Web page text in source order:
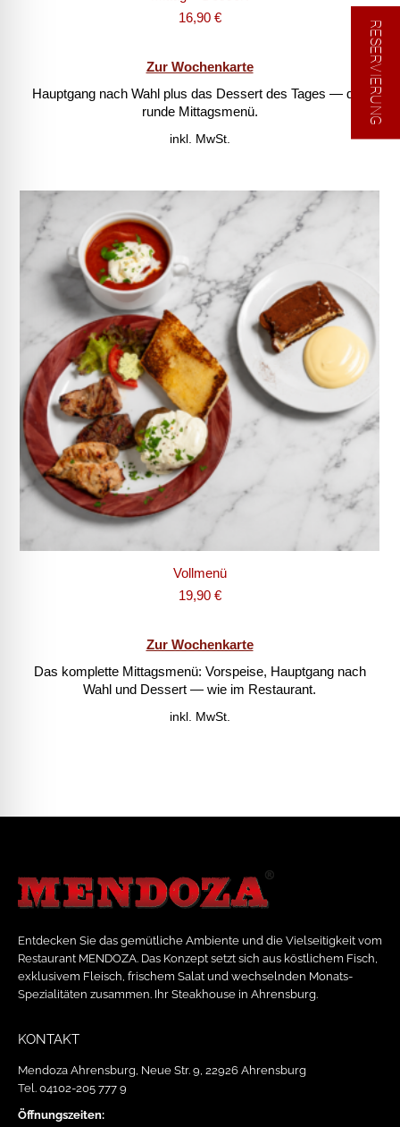
16,90 €
Zur Wochenkarte
Hauptgang nach Wahl plus das Dessert des Tages — das
runde Mittagsmenü.
inkl. MwSt.
Vollmenü
19,90 €
Zur Wochenkarte
Das komplette Mittagsmenü: Vorspeise, Hauptgang nach
Wahl und Dessert — wie im Restaurant.
inkl. MwSt.
Entdecken Sie das gemütliche Ambiente und die Vielseitigkeit vom
Restaurant MENDOZA. Das Konzept setzt sich aus köstlichem Fisch,
exklusivem Fleisch, frischem Salat und wechselnden Monats-
Spezialitäten zusammen. Ihr Steakhouse in Ahrensburg.
KONTAKT
Mendoza Ahrensburg, Neue Str. 9, 22926 Ahrensburg
Tel. 04102-205 777 9
Öffnungszeiten:
RESERVIERUNG